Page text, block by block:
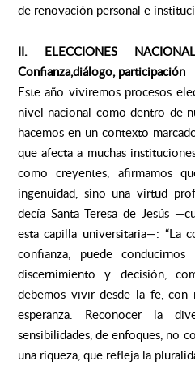
de renovación personal e
II. ELECCIONES
Confianza,diálogo, participación
Este año viviremos procesos
nivel nacional como dentro de
hacemos en un contexto
que afecta a muchas
como creyentes, afirmamos
ingenuidad, sino una virtud
decía Santa Teresa de Jesús
esta capilla universitaria—: “La
confianza, puede
discernimiento y decisión,
debemos vivir desde la fe, con
esperanza. Reconocer la
sensibilidades, de enfoques, no
una riqueza, que refleja la